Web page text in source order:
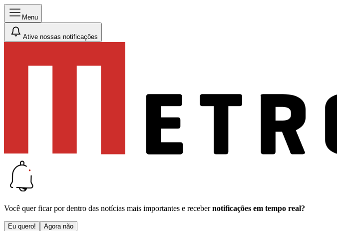
Menu
Ative nossas notificações
Você quer ficar por dentro das notícias mais importantes e receber notificações em tempo real?
Eu quero! Agora não